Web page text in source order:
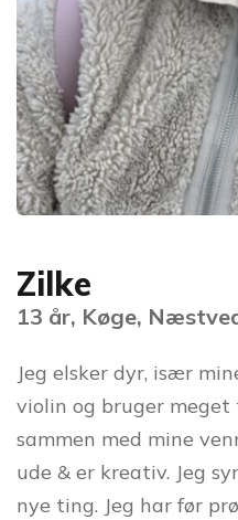
Zilke
13 år, Køge,
Jeg elsker dyr, især
violin og bruger meget
sammen med mine
ude & er kreativ. Jeg
nye ting. Jeg har før